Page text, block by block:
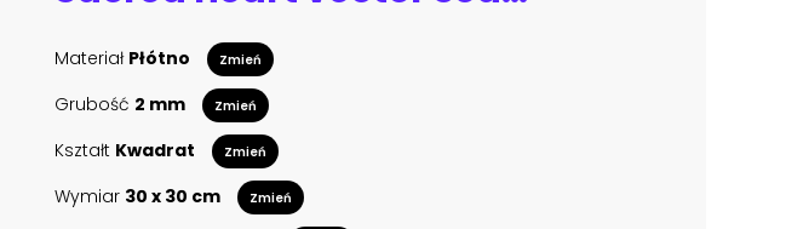
Materiał Płótno Zmień
Grubość 2 mm Zmień
Kształt Kwadrat Zmień
Wymiar 30 x 30 cm Zmień